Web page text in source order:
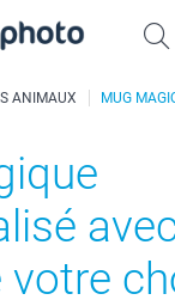
ANIMAUX MUG
votre